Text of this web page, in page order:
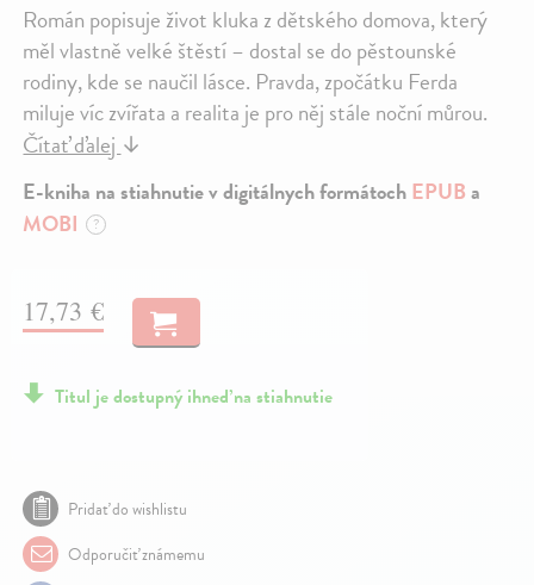
Román popisuje život kluka z dětského domova, který
měl vlastně velké štěstí – dostal se do pěstounské
rodiny, kde se naučil lásce. Pravda, zpočátku Ferda
miluje víc zvířata a realita je pro něj stále noční můrou.
Čítať ďalej ↓
E-kniha na stiahnutie v digitálnych formátochEPUBa
MOBI
?
17,73 €
Titul je dostupný ihneď na stiahnutie
Pridať do wishlistu
Odporučiť známemu